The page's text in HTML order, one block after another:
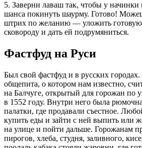
5. Заверни лаваш так, чтобы у
шанса покинуть шаурму. Готово!
штрих по желанию — уложить
сковороду и дать ей подрумяниться.
Фастфуд на Руси
Был свой фастфуд и в русских
общепита, о котором нам известно,
на Балчуге, открытый для горожан по
в 1552 году. Внутри него была
палатки, где продавали съестное.
купить еды и зайти с ней выпить или
на улице и пойти дальше. Горожанам
пирогов, хлеба, студня, заливного,